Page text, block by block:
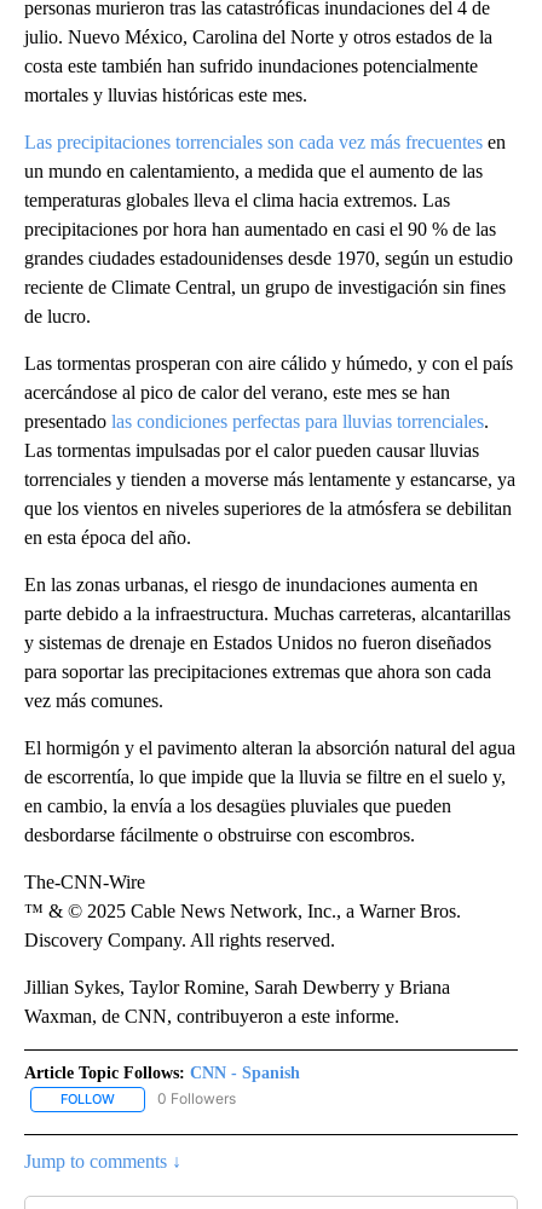
personas murieron tras las catastróficas inundaciones del 4 de
julio. Nuevo México, Carolina del Norte y otros estados de la
costa este también han sufrido inundaciones potencialmente
mortales y lluvias históricas este mes.
Las precipitaciones torrenciales son cada vez más frecuentes en
un mundo en calentamiento, a medida que el aumento de las
temperaturas globales lleva el clima hacia extremos. Las
precipitaciones por hora han aumentado en casi el 90 % de las
grandes ciudades estadounidenses desde 1970, según un estudio
reciente de Climate Central, un grupo de investigación sin fines
de lucro.
Las tormentas prosperan con aire cálido y húmedo, y con el país
acercándose al pico de calor del verano, este mes se han
presentado las condiciones perfectas para lluvias torrenciales.
Las tormentas impulsadas por el calor pueden causar lluvias
torrenciales y tienden a moverse más lentamente y estancarse, ya
que los vientos en niveles superiores de la atmósfera se debilitan
en esta época del año.
En las zonas urbanas, el riesgo de inundaciones aumenta en
parte debido a la infraestructura. Muchas carreteras, alcantarillas
y sistemas de drenaje en Estados Unidos no fueron diseñados
para soportar las precipitaciones extremas que ahora son cada
vez más comunes.
El hormigón y el pavimento alteran la absorción natural del agua
de escorrentía, lo que impide que la lluvia se filtre en el suelo y,
en cambio, la envía a los desagües pluviales que pueden
desbordarse fácilmente o obstruirse con escombros.
The-CNN-Wire
™ & © 2025 Cable News Network, Inc., a Warner Bros.
Discovery Company. All rights reserved.
Jillian Sykes, Taylor Romine, Sarah Dewberry y Briana
Waxman, de CNN, contribuyeron a este informe.
Article Topic Follows: CNN - Spanish
FOLLOW FOLLOW "CNN - SPANISH" TO RECEIVE NOTIFICATIONS ABOUT
0 Followers
Jump to comments ↓